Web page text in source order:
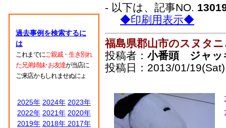
過去事例を検索するに
は
これまでにご親戚・生き別れ
た兄弟姉妹･お友達が当店に
ご来店かもしれませぬにょ
2025年 2024年 2023年
2022年 2021年 2020年
2019年 2018年 2017年
- 以下は、記事NO.
◆印刷用表示◆
福島県郡山市のスヌタ
投稿者： 小番頭 ジャッ
投稿日：2013/01/